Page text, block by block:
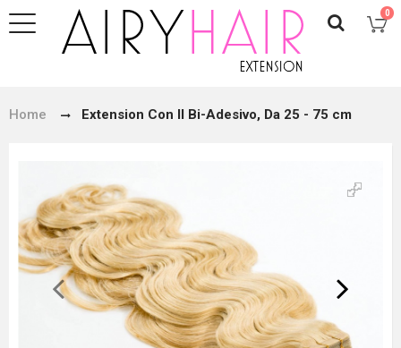
0
Home Extension Con Il Bi-Adesivo, Da 25 - 75 cm